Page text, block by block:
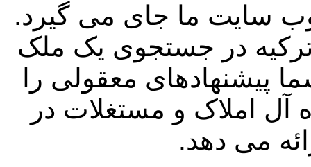
وب سایت ما جای می گیرد.
در جستجوی یک ملک
پیشنهادهای معقولی را
آل املاک و مستغلات در
می دهد.